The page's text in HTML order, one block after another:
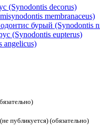
(Synodontis decorus)
membranaceus)
бурый (Synodontis
(Synodontis eupterus)
angelicus)
публикуется) (обязательно)